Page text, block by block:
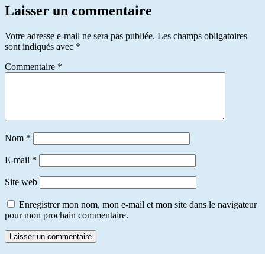
Laisser un commentaire
Votre adresse e-mail ne sera pas publiée. Les champs obligatoires
sont indiqués avec *
Commentaire *
Nom *
E-mail *
Site web
Enregistrer mon nom, mon e-mail et mon site dans le navigateur
pour mon prochain commentaire.